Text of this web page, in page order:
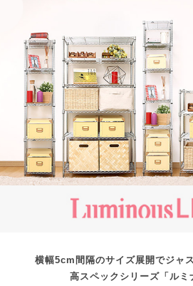
横幅5cm間隔のサイズ展開でジャ
高スペックシリーズ「ルミ